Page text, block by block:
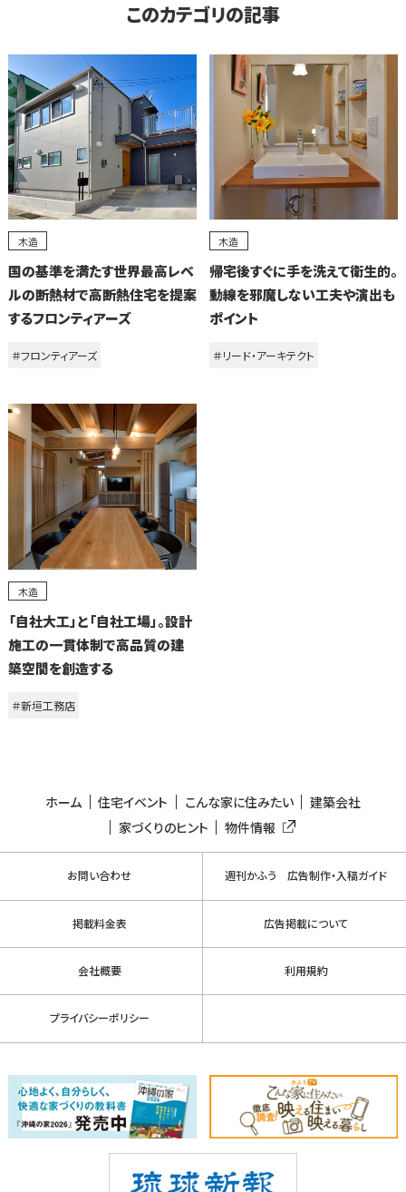
このカテゴリの記事
木造
国の基準を満たす世界最高レベ
ルの断熱材で高断熱住宅を提案
するフロンティアーズ
＃フロンティアーズ
木造
帰宅後すぐに手を洗えて衛生的。
動線を邪魔しない工夫や演出も
ポイント
＃リード・アーキテクト
木造
「自社大工」と「自社工場」。設計
施工の一貫体制で高品質の建
築空間を創造する
＃新垣工務店
ホーム 住宅イベント こんな家に住みたい
建築会社
家づくりのヒント
物件情報
お問い合わせ 週刊かふう 広告制作・入稿ガイド
掲載料金表 広告掲載について
会社概要 利用規約
プライバシーポリシー